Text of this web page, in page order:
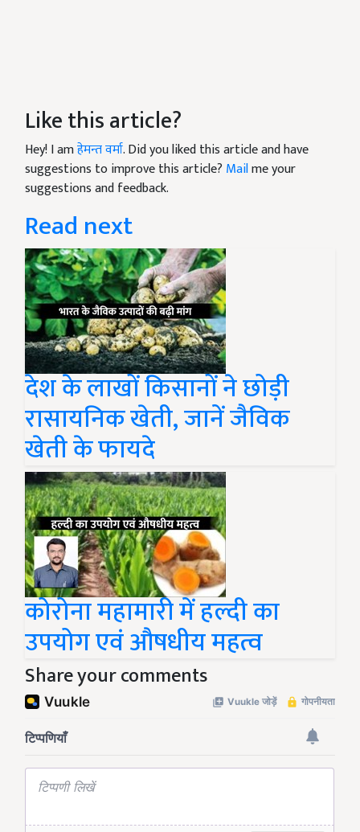
Like this article?
Hey! I amहेमन्त वर्मा. Did you liked this article and have
suggestions to improve this article? Mailme your
suggestions and feedback.
Read next
देश के लाखों किसानों ने छोड़ी
रासायनिक खेती, जानें जैविक
खेती के फायदे
कोरोना महामारी में हल्दी का
उपयोग एवं औषधीय महत्व
Share your comments